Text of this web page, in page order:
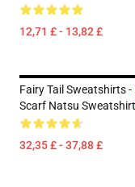
12,71 £ - 13,82 £
Fairy Tail Sweatshirts -
Scarf Natsu Sweatshirt
32,35 £ - 37,88 £